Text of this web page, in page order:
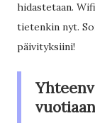
hidastetaan.
tietenkin nyt.
päivityksiini!